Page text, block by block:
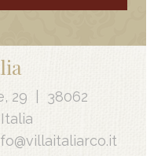
29
38062
Italia